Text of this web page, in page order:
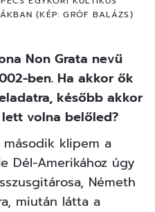
(KÉP: GRÓF BALÁZS)
Non Grata nevű
ben. Ha akkor ők
később akkor
volna belőled?
második klipem a
Dél-Amerikához úgy
Németh
miután látta a